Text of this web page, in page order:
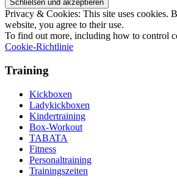
Privacy & Cookies: This site uses cookies.
website, you agree to their use.
To find out more, including how to control
Cookie-Richtlinie
Training
Kickboxen
Ladykickboxen
Kindertraining
Box-Workout
TABATA
Fitness
Personaltraining
Trainingszeiten